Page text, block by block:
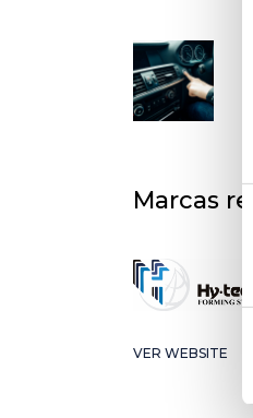
Marcas
VER WEBSITE